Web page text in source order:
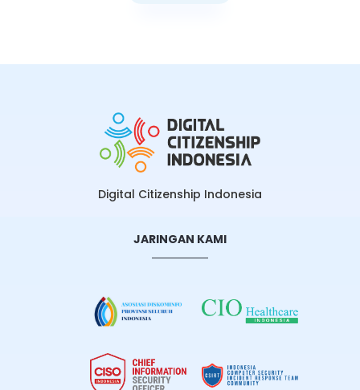
Digital Citizenship Indonesia
JARINGAN KAMI